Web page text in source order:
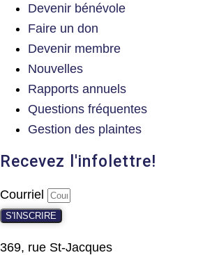
Devenir bénévole
Faire un don
Devenir membre
Nouvelles
Rapports annuels
Questions fréquentes
Gestion des plaintes
Recevez l'infolettre!
Courriel
S'INSCRIRE
369, rue St-Jacques